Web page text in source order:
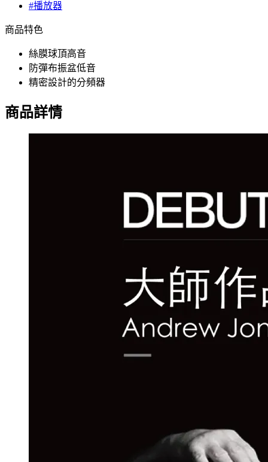
#播放器
商品特色
絲膜球頂高音
防彈布振盆低音
精密設計的分頻器
商品詳情